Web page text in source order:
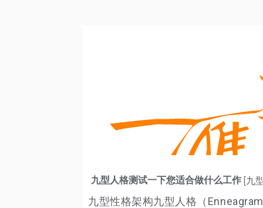
九型人格测试一下您适合做什么工作 [九
九型性格架构九型人格（